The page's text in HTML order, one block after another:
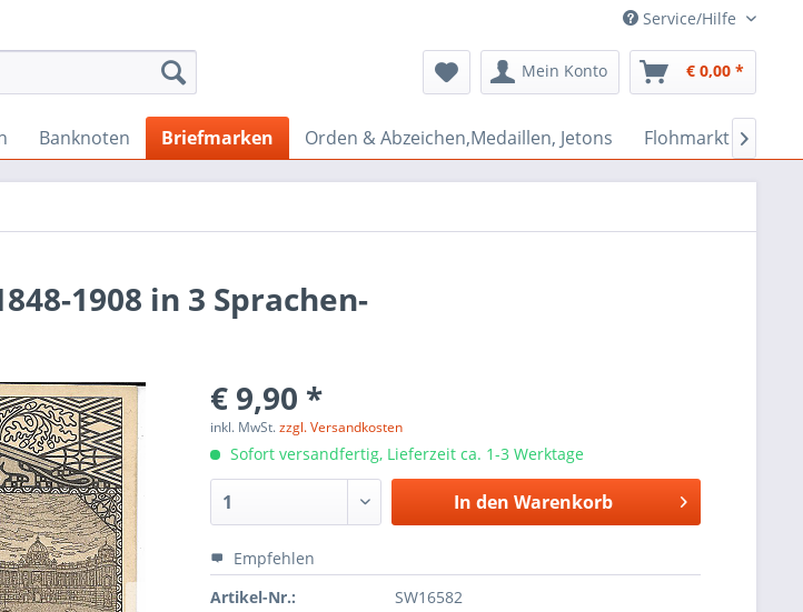
Service/Hilfe
Mein Konto € 0,00 *
Banknoten Briefmarken Orden & Abzeichen,Medaillen, Jetons Flohmarkt Bazar

1908 in 3 Sprachen-
€ 9,90 *
inkl. MwSt.zzgl. Versandkosten
Sofort versandfertig, Lieferzeit ca. 1-3 Werktage
In den Warenkorb
Empfehlen
Artikel-Nr.:
SW16582